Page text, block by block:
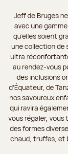
Jeff de Bruges
avec une
qu’elles soient
une collection de
ultra
au rendez-vous
des inclusions
d’Équateur, de
nos savoureux
qui ravira
vous régaler, vous
des formes
chaud, truffes, et